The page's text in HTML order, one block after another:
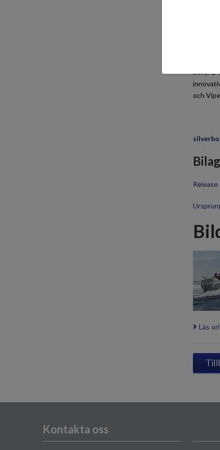
Båten
och
Silver
och
Release
Läs
Kontakta oss